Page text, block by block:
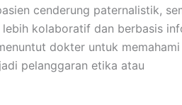
cenderung paternalistik,
kolaboratif dan berbasis
dokter untuk
pelanggaran etika atau